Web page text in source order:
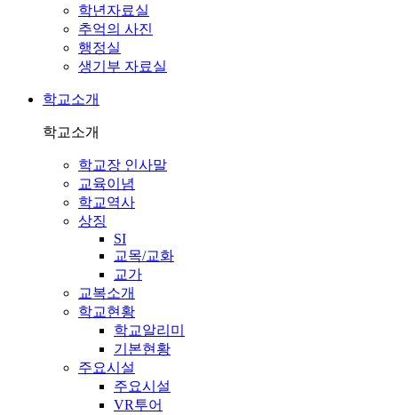
학년자료실
추억의 사진
행정실
생기부 자료실
학교소개
학교소개
학교장 인사말
교육이념
학교역사
상징
SI
교목/교화
교가
교복소개
학교현황
학교알리미
기본현황
주요시설
주요시설
VR투어